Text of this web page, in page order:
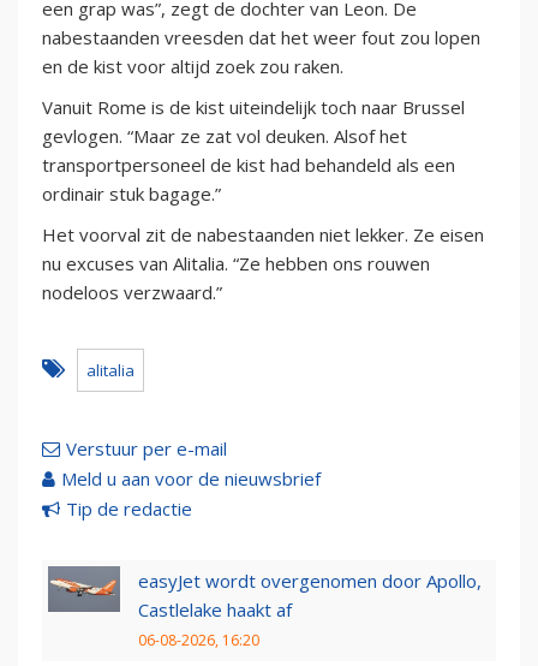
een grap was”, zegt de dochter van Leon. De
nabestaanden vreesden dat het weer fout zou lopen
en de kist voor altijd zoek zou raken.
Vanuit Rome is de kist uiteindelijk toch naar Brussel
gevlogen. “Maar ze zat vol deuken. Alsof het
transportpersoneel de kist had behandeld als een
ordinair stuk bagage.”
Het voorval zit de nabestaanden niet lekker. Ze eisen
nu excuses van Alitalia. “Ze hebben ons rouwen
nodeloos verzwaard.”
alitalia
Verstuur per e-mail
Meld u aan voor de nieuwsbrief
Tip de redactie
easyJet wordt overgenomen door Apollo,
Castlelake haakt af
06-08-2026, 16:20